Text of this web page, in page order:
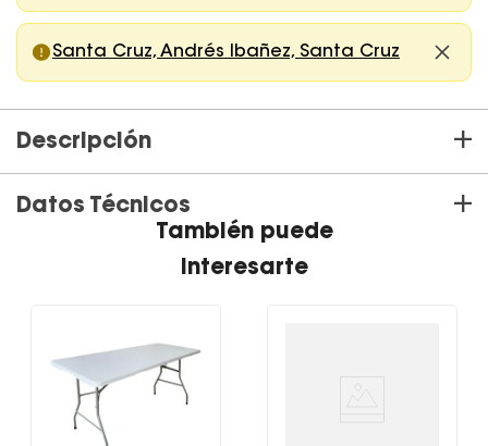
Santa Cruz, Andrés Ibañez, Santa Cruz
Descripción +
Mesa extensible aluminio arcilla Piazza
Datos Técnicos +
También puede
interesarte